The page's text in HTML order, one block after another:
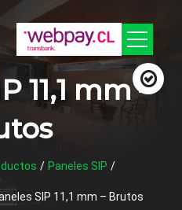
11,1 mm –
/ Paneles SIP /
SIP 11,1 mm – Brutos